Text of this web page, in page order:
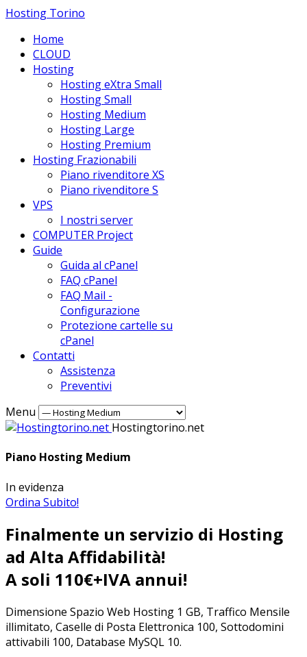
Hosting Torino
Home
CLOUD
Hosting
Hosting eXtra Small
Hosting Small
Hosting Medium
Hosting Large
Hosting Premium
Hosting Frazionabili
Piano rivenditore XS
Piano rivenditore S
VPS
I nostri server
COMPUTER Project
Guide
Guida al cPanel
FAQ cPanel
FAQ Mail -
Configurazione
Protezione cartelle su
cPanel
Contatti
Assistenza
Preventivi
Menu
Hostingtorino.net
Piano Hosting Medium
In evidenza
Ordina Subito!
Finalmente un servizio di Hosting
ad Alta Affidabilità!
A soli 110€+IVA annui!
Dimensione Spazio Web Hosting 1 GB, Traffico Mensile
illimitato, Caselle di Posta Elettronica 100, Sottodomini
attivabili 100, Database MySQL 10.